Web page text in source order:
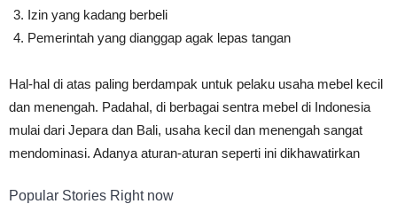
Izin yang kadang berbeli
Pemerintah yang dianggap agak lepas tangan
Hal-hal di atas paling berdampak untuk pelaku usaha mebel kecil
dan menengah. Padahal, di berbagai sentra mebel di Indonesia
mulai dari Jepara dan Bali, usaha kecil dan menengah sangat
mendominasi. Adanya aturan-aturan seperti ini dikhawatirkan
Popular Stories Right now